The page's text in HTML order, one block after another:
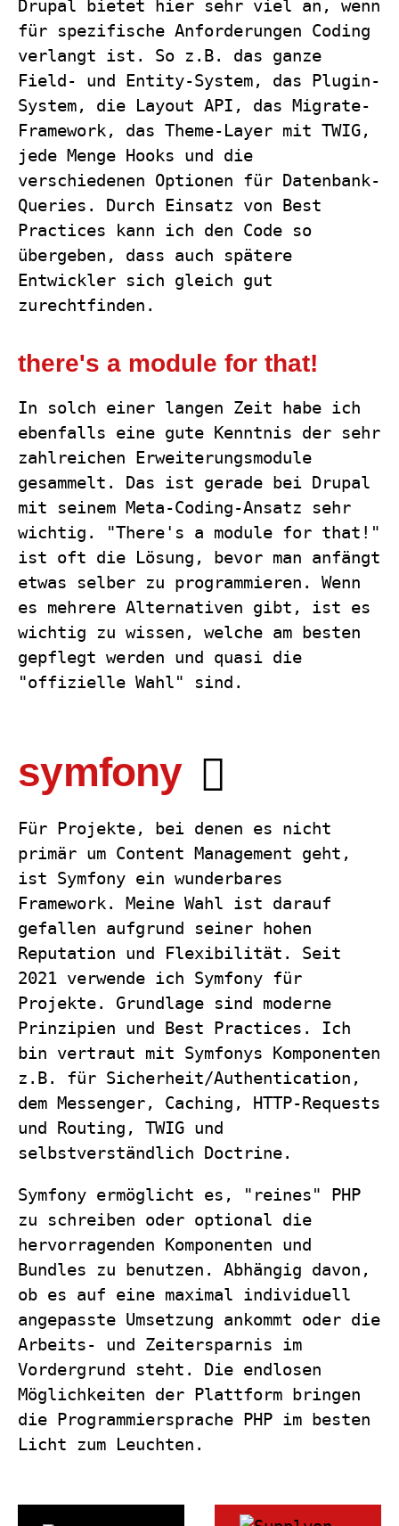
Drupal bietet hier sehr viel an, wenn
für spezifische Anforderungen Coding
verlangt ist. So z.B. das ganze
Field- und Entity-System, das Plugin-
System, die Layout API, das Migrate-
Framework, das Theme-Layer mit TWIG,
jede Menge Hooks und die
verschiedenen Optionen für Datenbank-
Queries. Durch Einsatz von Best
Practices kann ich den Code so
übergeben, dass auch spätere
Entwickler sich gleich gut
zurechtfinden.
there's a module for that!
In solch einer langen Zeit habe ich
ebenfalls eine gute Kenntnis der sehr
zahlreichen Erweiterungsmodule
gesammelt. Das ist gerade bei Drupal
mit seinem Meta-Coding-Ansatz sehr
wichtig. "There's a module for that!"
ist oft die Lösung, bevor man anfängt
etwas selber zu programmieren. Wenn
es mehrere Alternativen gibt, ist es
wichtig zu wissen, welche am besten
gepflegt werden und quasi die
"offizielle Wahl" sind.
symfony
Für Projekte, bei denen es nicht
primär um Content Management geht,
ist Symfony ein wunderbares
Framework. Meine Wahl ist darauf
gefallen aufgrund seiner hohen
Reputation und Flexibilität. Seit
2021 verwende ich Symfony für
Projekte. Grundlage sind moderne
Prinzipien und Best Practices. Ich
bin vertraut mit Symfonys Komponenten
z.B. für Sicherheit/Authentication,
dem Messenger, Caching, HTTP-Requests
und Routing, TWIG und
selbstverständlich Doctrine.
Symfony ermöglicht es, "reines" PHP
zu schreiben oder optional die
hervorragenden Komponenten und
Bundles zu benutzen. Abhängig davon,
ob es auf eine maximal individuell
angepasste Umsetzung ankommt oder die
Arbeits- und Zeitersparnis im
Vordergrund steht. Die endlosen
Möglichkeiten der Plattform bringen
die Programmiersprache PHP im besten
Licht zum Leuchten.